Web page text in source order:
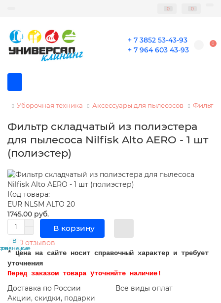
0 0
+ 7 3852 53-43-93
+ 7 964 603 43-93
0
Уборочная техника Аксессуары для пылесосов
Фильтр складчатый из полиэстера
для пылесоса Nilfisk Alto AERO - 1 шт
(полиэстер)
Код товара:
EUR NLSM ALTO 20
1745.00 руб.
В корзину
В
закладки
В 0 отзывов
* Цена на сайте носит справочный характер и требует
уточнения
Перед заказом товара уточняйте наличие!
Доставка по России
Все виды оплат
Акции, скидки, подарки